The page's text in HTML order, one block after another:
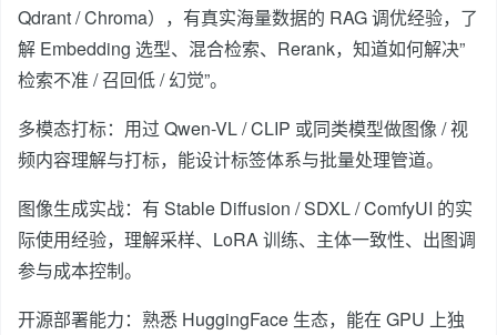
Qdrant / Chroma），有真实海量数据的 RAG 调优经验，了
解 Embedding 选型、混合检索、Rerank，知道如何解决”
检索不准 / 召回低 / 幻觉”。
多模态打标：用过 Qwen-VL / CLIP 或同类模型做图像 / 视
频内容理解与打标，能设计标签体系与批量处理管道。
图像生成实战：有 Stable Diffusion / SDXL / ComfyUI 的实
际使用经验，理解采样、LoRA 训练、主体一致性、出图调
参与成本控制。
开源部署能力：熟悉 HuggingFace 生态，能在 GPU 上独